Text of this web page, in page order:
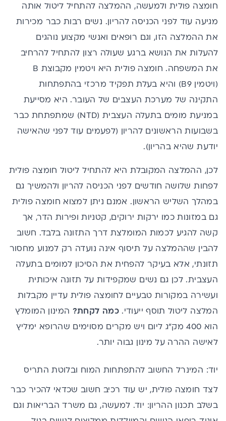
חומצה פולית ולמעשה, ההמלצה להתחיל ליטול אותה
מגיעה עוד לפני הכניסה להריון. נשים רבות כבר מכירות
את ההמלצה הזו, וגם רופאים ואנשי מקצוע נוהגים
להעלות את הנושא ברגע שעולה רצון להתחיל להרחיב
את המשפחה. חומצה פולית היא ויטמין מקבוצת B
(ויטמין B9) והיא בעלת תפקיד מרכזי בהתפתחות
התקינה של מערכת העצבים של העובר. היא מסייעת
במניעת מומים בתעלה העצבית (NTD) שמתפתחת כבר
בשבועות הראשונים להריון (לפעמים עוד לפני שהאישה
יודעת שהיא בהריון).
לכן, ההמלצה המקובלת היא להתחיל ליטול חומצה פולית
לפחות שלושה חודשים לפני הכניסה להריון ולהמשיך גם
במהלך השליש הראשון. אמנם ניתן למצוא חומצה פולית
גם במזונות כמו ירקות ירוקים, קטניות ופירות הדר, אך
קשה להגיע לכמות המומלצת דרך התזונה בלבד. חשוב
להבין שההמלצה על תיסוף אינה נועדה רק למנוע מחסור
תזונתי, אלא בעיקר להפחית את הסיכון למומים בתעלה
העצבית. לכן גם נשים שמקפידות על תזונה איכותית
ועשירה במקורות טבעיים לחומצה פולית עדיין מקבלות
המלצה ליטול תוסף ייעודי. כמה לקחת? המינון המומלץ
הוא 400 מק"ג ליום ויש מקרים מסוימים שהרופא ימליץ
לאישה ההרה על מינון גבוה יותר.
יוד: המינרל החשוב להתפתחות המוח ובלוטת התריס
לצד חומצה פולית, יש עוד רכיב חשוב שכדאי להכיר כבר
בשלב תכנון ההריון: יוד. למעשה, גם משרד הבריאות וגם